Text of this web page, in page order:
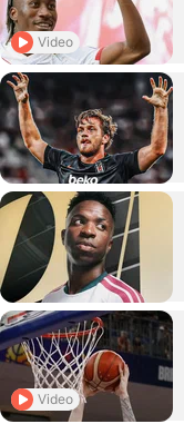
Video
Video